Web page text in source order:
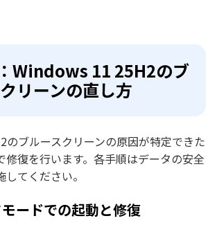
Windows 11 25H2のブ
リーンの直し方
ブルースクリーンの原因が特定できた
修復を行います。各手順はデータの安全
てください。
ードでの起動と修復